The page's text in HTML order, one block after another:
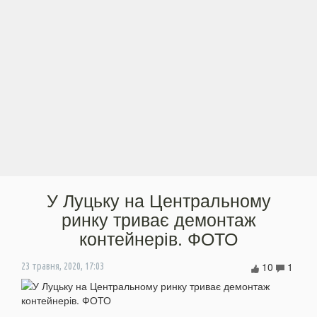
У Луцьку на Центральному
ринку триває демонтаж
контейнерів. ФОТО
23 травня, 2020, 17:03 1
10